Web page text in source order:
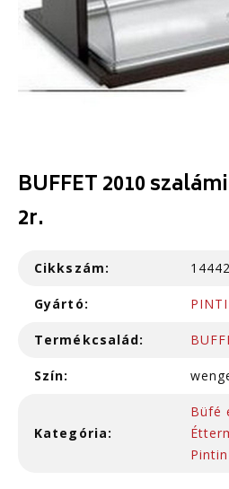
BUFFET 2010
2r.
Cikkszám:
Gyártó:
Termékcsalád:
Szín:
Kategória:
Büfé